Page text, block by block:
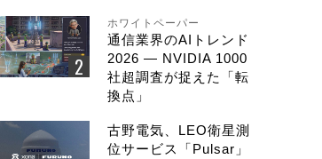
ホワイトペーパー
通信業界のAIトレンド
2026 ― NVIDIA 1000
社超調査が捉えた「転
換点」
古野電気、LEO衛星測
位サービス「Pulsar」